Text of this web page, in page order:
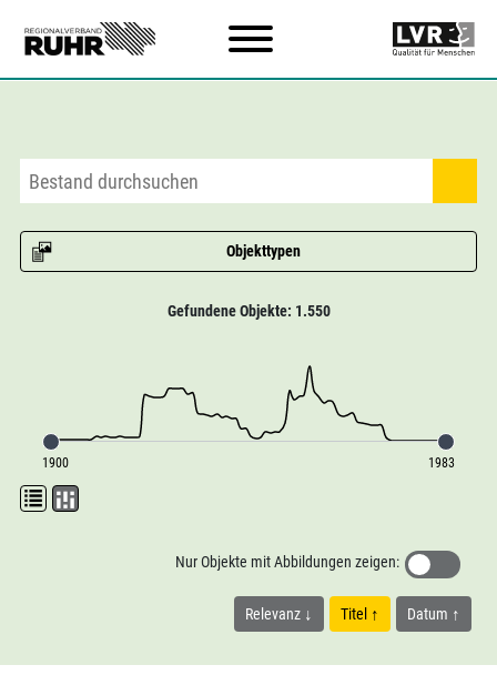
Objekttypen
Gefundene Objekte: 1.550
1900 1983
Relevanz Titel Datum
Nur Objekte mit Abbildungen zeigen: